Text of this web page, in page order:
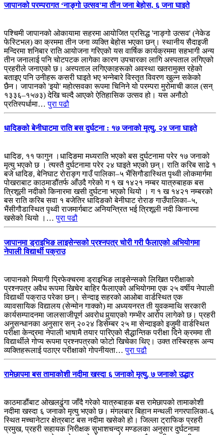
जापानको परम्परागत ‘नाङ्गो उत्सव’मा तीन जना बेहोस, ६ जना घाइते
पश्चिमी जापानको ओकायामा सहरमा आयोजित प्रसिद्ध 'नाङ्गो उत्सव' (नेकेड
फेस्टिभल) का क्रममा तीन जना व्यक्ति बेहोस भएका छन्। स्थानीय सैदाइजी
मन्दिरमा शनिबार राति आयोजना गरिएको यस वार्षिक कार्यक्रममा सहभागी अन्य
तीन जनालाई पनि चोटपटक लागेका कारण उपचारका लागि अस्पताल लगिएको
प्रहरीले जनाएको छ। अस्पताल लगिएकाहरूको अवस्था खतरामुक्त रहेको
बताइए पनि उनीहरू कसरी घाइते भए भन्नेबारे विस्तृत विवरण खुल्न सकेको
छैन। जापानको 'इयो' महोत्सवका रूपमा चिनिने यो परम्परा मुरोमाची काल (सन्
१३३६–१५७३) देखि चल्दै आएको ऐतिहासिक उत्सव हो। यस अनौठो
प्रतिस्पर्धामा…पुरा पढौ
धादिङको बेनीघाटमा राति बस दुर्घटना : १७ जनाको मृत्यु, २४ जना घाइते
धादिङ, ११ फागुन ।धादिङमा मध्यराति भएको बस दुर्घटनामा परेर १७ जनाको
मृत्यु भएको छ । त्यस्तै दुर्घटनामा परेर २४ घाइते भएको छन्। राति करिब साढे १
बजे धादिङ, बेनिघाट रोराङ्ग गाउँ पालिका–५ भैंसिगौडास्थित पृथ्वी लोकमार्गमा
पोखराबाट काठमाडौंतर्फ आँउदै गरेको ग १ ख १४२१ नम्बर यात्रुबाहक बस
त्रिशूली नदीको किनारमा खसी दुर्घटना भएको थियो । ग १ ख १४२१ नम्बरको
बस राति करिब सवा १ बजेतिर धादिङको बेनीघाट रोराङ गाउँपालिका–५,
भैंसीगौडास्थित पृथ्वी राजमार्गबाट अनियन्त्रित भई त्रिशूली नदी किनारमा
खसेको थियो ।…पुरा पढौ
जापानमा ड्राइभिङ लाइसेन्सको प्रश्नपत्र चोरी गरी फैलाएको अभियोगमा
नेपाली विद्यार्थी पक्राउ
जापानको मियागी प्रिफेक्चरमा ड्राइभिङ लाइसेन्सको लिखित परीक्षाको
प्रश्नपत्र अवैध रूपमा खिचेर बाहिर फैलाएको अभियोगमा एक २५ वर्षीय नेपाली
विद्यार्थी पक्राउ परेका छन्। सेन्दाइ सहरको आओबा वार्डस्थित एक
व्यावसायिक विद्यालय (सेन्मोन गाक्को) मा अध्ययनरत ती युवकमाथि सरकारी
कार्यसम्पादनमा जालसाजीपूर्ण अवरोध पुर्‍याएको गम्भीर आरोप लागेको छ। प्रहरी
अनुसन्धानका अनुसार सन् २०२४ डिसेम्बर २५ मा सेन्दाइको इजुमी वार्डस्थित
परीक्षा केन्द्रमा नेपाली भाषामै तयार पारिएको सैद्धान्तिक परीक्षा दिने क्रममा ती
विद्यार्थीले गोप्य रूपमा प्रश्नपत्रको फोटो खिचेका थिए। उक्त तस्बिरहरू अन्य
व्यक्तिहरूलाई पठाएर परीक्षाको गोपनीयता…पुरा पढौ
रामेछापमा बस तामाकोशी नदीमा खस्दा ६ जनाको मृत्यु, ७ जनाको उद्धार
काठमाडौंबाट ओखलढुंगा जाँदै गरेको यात्रुबाहक बस रामेछापको तामाकोशी
नदीमा खस्दा ६ जनाको मृत्यु भएको छ। मंगलबार बिहान मन्थली नगरपालिका-६
स्थित मच्चानेटार क्षेत्रबाट बस नदीमा खसेको हो। जिल्ला ट्राफिक प्रहरी
प्रमुख, प्रहरी सहायक निरीक्षक सुभाशचन्द्र मण्डलका अनुसार दुर्घटनामा